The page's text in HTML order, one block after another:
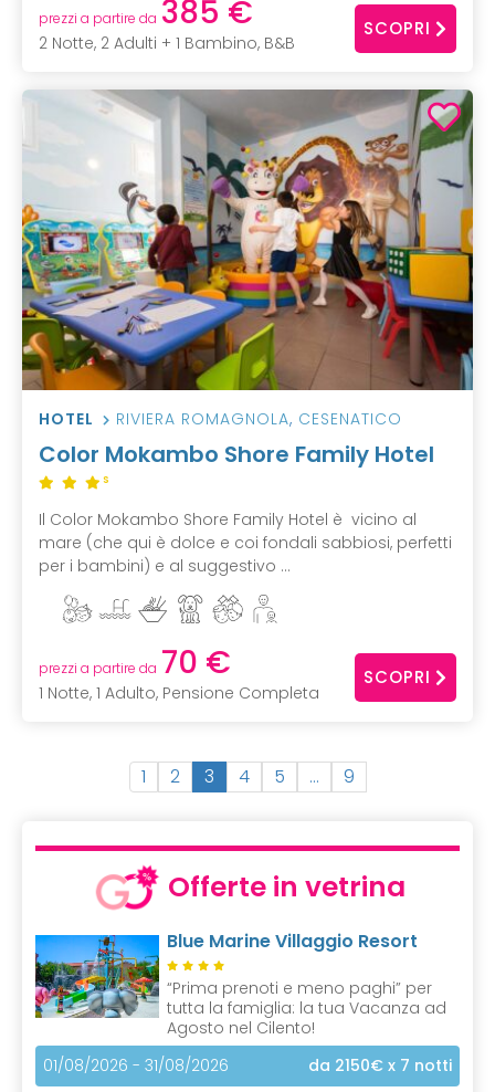
prezzi a partire da 385 €
2 Notte, 2 Adulti + 1 Bambino, B&B
SCOPRI
HOTEL RIVIERA ROMAGNOLA, CESENATICO
Color Mokambo Shore Family Hotel
S
Il Color Mokambo Shore Family Hotel è vicino al
mare (che qui è dolce e coi fondali sabbiosi, perfetti
per i bambini) e al suggestivo ...
prezzi a partire da 70 €
1 Notte, 1 Adulto, Pensione Completa
SCOPRI
1 2 3(
c
r
e
t
)
4 5 … 9
Offerte in vetrina
Blue Marine Villaggio Resort
“Prima prenoti e meno paghi” per
tutta la famiglia: la tua Vacanza ad
Agosto nel Cilento!
01/08/2026 - 31/08/2026
da 2150€ x 7 notti